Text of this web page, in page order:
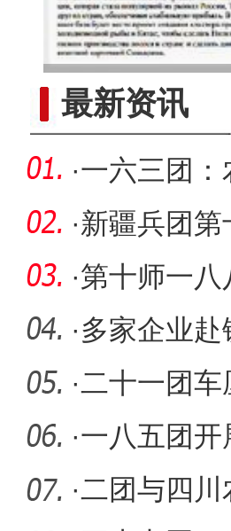
最新资讯
·一六三团
·新疆兵团
花节
·第十师一
入耳，法
·多家企业
相互选择
·二十一团
·一八五团开
演讲活
·二团与四